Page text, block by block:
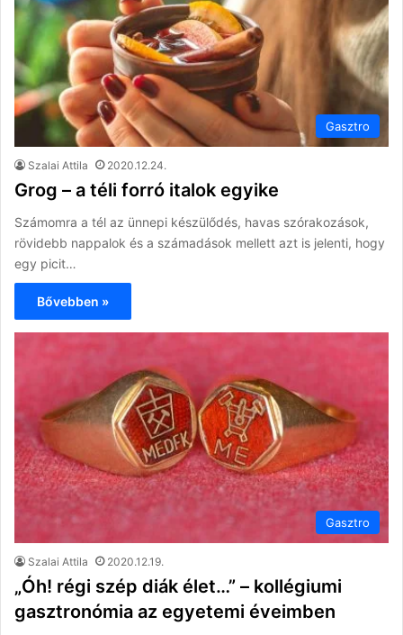
Gasztro
Szalai Attila 2020.12.24.
Grog – a téli forró italok egyike
Számomra a tél az ünnepi készülődés, havas szórakozások,
rövidebb nappalok és a számadások mellett azt is jelenti, hogy
egy picit…
Bővebben »
Gasztro
Szalai Attila 2020.12.19.
„Óh! régi szép diák élet…” – kollégiumi
gasztronómia az egyetemi éveimben